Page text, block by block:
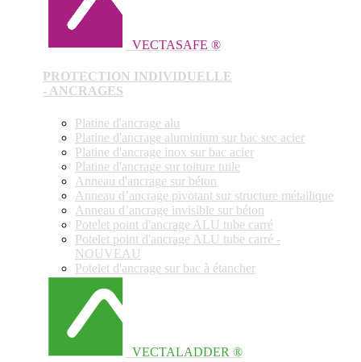
VECTASAFE ®
PROTECTION INDIVIDUELLE
- ANCRAGES
Platine d'ancrage alu
Platine d'ancrage aluminium sur bac sec acier
Platine d'ancrage inox sur bac acier
Platine d'ancrage sur toiture tuile
Anneau d'ancrage sur béton
Anneau d’ancrage pivotant sur structure métallique
Anneau d’ancrage invisible sur béton
Potelet point d'ancrage ALU tube carré
Potelet point d'ancrage ALU tube carré -
NOUVEAU
Potelet d'ancrage sur bac à étancher
VECTALADDER ®